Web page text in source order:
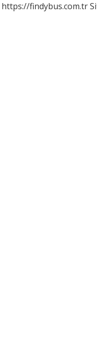
https://findybus.com.tr